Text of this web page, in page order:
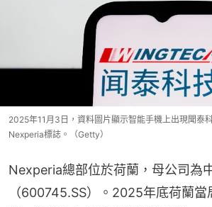
2025年11月3日，資料圖片顯示智能手機上出現聞泰
Nexperia標誌。（Getty）
Nexperia總部位於荷蘭，母公司為
（600745.SS）。2025年底荷蘭當